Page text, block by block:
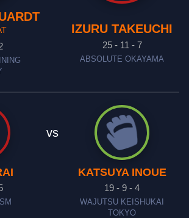
IZURU TAKEUCHI
25 - 11 - 7
ABSOLUTE OKAYAMA
vs
KATSUYA INOUE
19 - 9 - 4
WAJUTSU KEISHUKAI
TOKYO